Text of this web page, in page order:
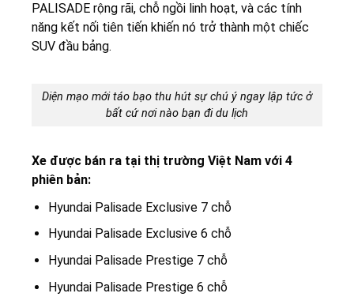
PALISADE rộng rãi, chỗ ngồi linh hoạt, và các tính
năng kết nối tiên tiến khiến nó trở thành một chiếc
SUV đầu bảng.
Diện mạo mới táo bạo thu hút sự chú ý ngay lập tức ở
bất cứ nơi nào bạn đi du lịch
Xe được bán ra tại thị trường Việt Nam với 4
phiên bản:
Hyundai Palisade Exclusive 7 chỗ
Hyundai Palisade Exclusive 6 chỗ
Hyundai Palisade Prestige 7 chỗ
Hyundai Palisade Prestige 6 chỗ